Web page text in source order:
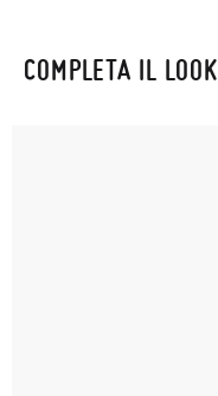
COMPLETA IL LOOK